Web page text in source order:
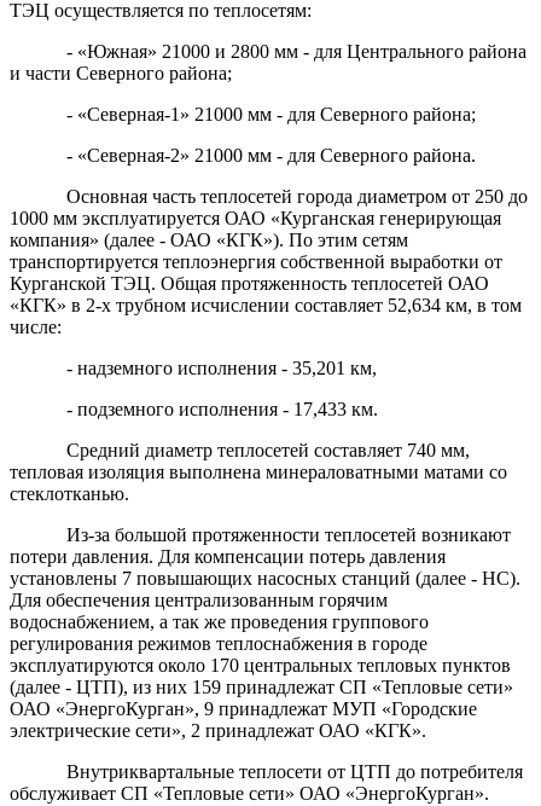
ТЭЦ осуществляется по теплосетям:
- «Южная» 21000 и 2800 мм - для Центрального района
и части Северного района;
- «Северная-1» 21000 мм - для Северного района;
- «Северная-2» 21000 мм - для Северного района.
Основная часть теплосетей города диаметром от 250 до
1000 мм эксплуатируется ОАО «Курганская генерирующая
компания» (далее - ОАО «КГК»). По этим сетям
транспортируется теплоэнергия собственной выработки от
Курганской ТЭЦ. Общая протяженность теплосетей ОАО
«КГК» в 2-х трубном исчислении составляет 52,634 км, в том
числе:
- надземного исполнения - 35,201 км,
- подземного исполнения - 17,433 км.
Средний диаметр теплосетей составляет 740 мм,
тепловая изоляция выполнена минераловатными матами со
стеклотканью.
Из-за большой протяженности теплосетей возникают
потери давления. Для компенсации потерь давления
установлены 7 повышающих насосных станций (далее - НС).
Для обеспечения централизованным горячим
водоснабжением, а так же проведения группового
регулирования режимов теплоснабжения в городе
эксплуатируются около 170 центральных тепловых пунктов
(далее - ЦТП), из них 159 принадлежат СП «Тепловые сети»
ОАО «ЭнергоКурган», 9 принадлежат МУП «Городские
электрические сети», 2 принадлежат ОАО «КГК».
Внутриквартальные теплосети от ЦТП до потребителя
обслуживает СП «Тепловые сети» ОАО «ЭнергоКурган».